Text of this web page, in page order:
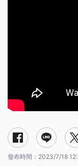
發布時間： 2023/7/18